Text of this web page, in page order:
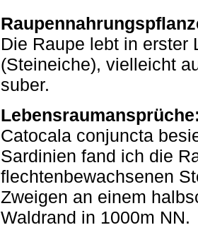
Die Raupe lebt in erster
(Steineiche), vielleicht
suber.
Catocala conjuncta
Sardinien fand ich die
flechtenbewachsenen
Zweigen an einem
Waldrand in 1000m NN.